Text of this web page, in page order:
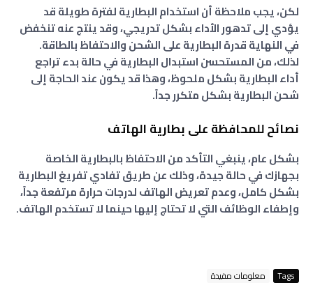
لكن، يجب ملاحظة أن استخدام البطارية لفترة طويلة قد
يؤدي إلى تدهور الأداء بشكل تدريجي، وقد ينتج عنه تنخفض
في النهاية قدرة البطارية على الشحن والاحتفاظ بالطاقة.
لذلك، من المستحسن استبدال البطارية في حالة بدء تراجع
أداء البطارية بشكل ملحوظ، وهذا قد يكون عند الحاجة إلى
شحن البطارية بشكل متكرر جداً.
نصائح للمحافظة على بطارية الهاتف
بشكل عام، ينبغي التأكد من الاحتفاظ بالبطارية الخاصة
بجهازك في حالة جيدة، وذلك عن طريق تفادي تفريغ البطارية
بشكل كامل، وعدم تعريض الهاتف لدرجات حرارة مرتفعة جداً،
وإطفاء الوظائف التي لا تحتاج إليها حينما لا تستخدم الهاتف.
Tags معلومات مفيدة